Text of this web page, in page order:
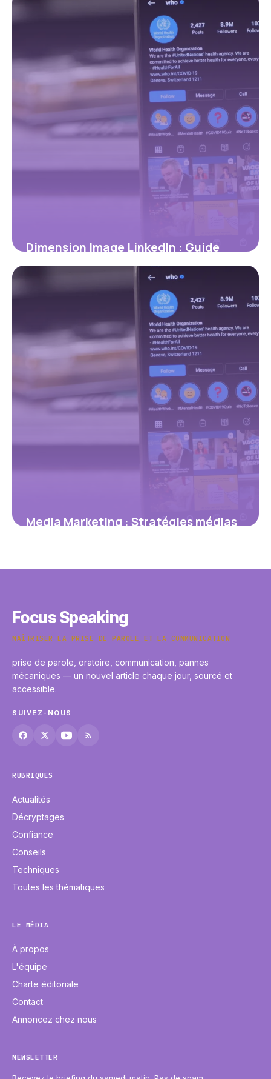
Dimension Image LinkedIn : Guide
Tailles 2026
Media Marketing : Stratégies médias
Focus Speaking
MAÎTRISER LA PRISE DE PAROLE ET LA COMMUNICATION
prise de parole, oratoire, communication, pannes
mécaniques — un nouvel article chaque jour, sourcé et
accessible.
SUIVEZ-NOUS
RUBRIQUES
Actualités
Décryptages
Confiance
Conseils
Techniques
Toutes les thématiques
LE MÉDIA
À propos
L'équipe
Charte éditoriale
Contact
Annoncez chez nous
NEWSLETTER